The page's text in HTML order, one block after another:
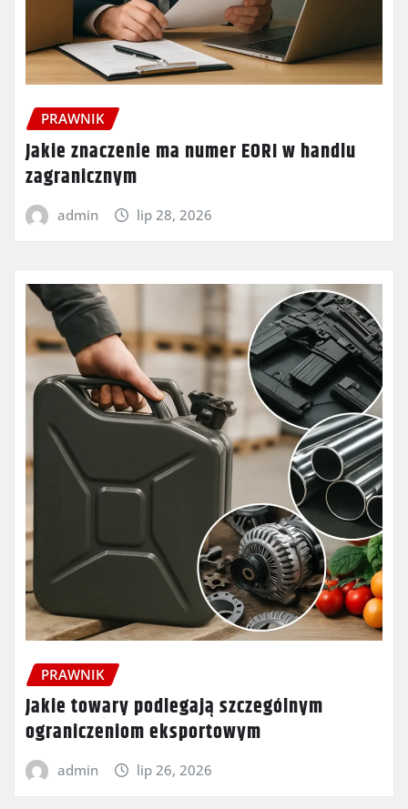
PRAWNIK
Jakie znaczenie ma numer EORI w handlu
zagranicznym
admin lip 28, 2026
PRAWNIK
Jakie towary podlegają szczególnym
ograniczeniom eksportowym
admin lip 26, 2026